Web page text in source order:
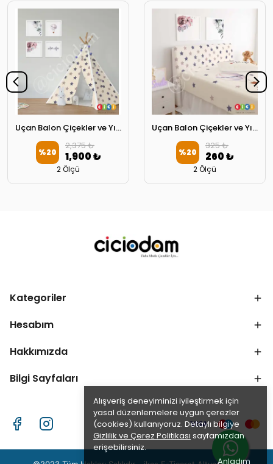
Alışveriş deneyiminizi iyileştirmek için
yasal düzenlemelere uygun çerezler
(cookies) kullanıyoruz. Detaylı bilgiye
Gizlilik ve Çerez Politikası sayfamızdan
erişebilirsiniz.
Anladım
Uçan Balon Çiçekler ve Yıldızlar Oyun Çadırı
%20
2,375 ₺
1,900 ₺
2 Ölçü
Uçan Balon Çiçekler ve Yıldızlar Başlık Kılıfı
%20
325 ₺
260 ₺
2 Ölçü
Kategoriler
Hesabım
Hakkımızda
Bilgi Sayfaları